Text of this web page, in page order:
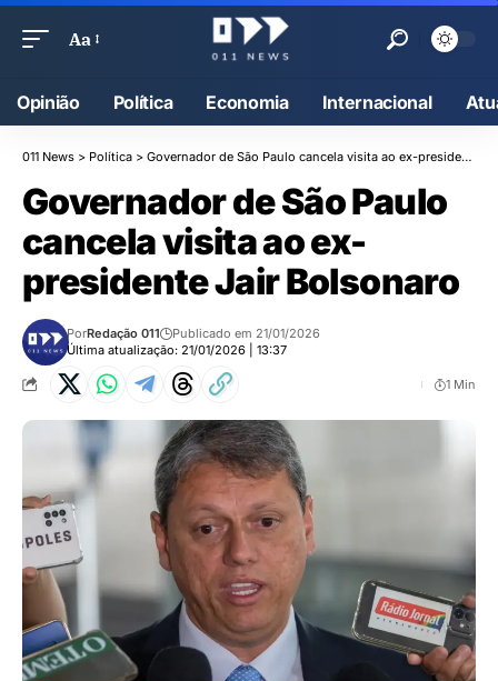
Aa
Opinião Política Economia Internacional
011 News > Política > Governador de São Paulo cancela visita ao ex-presidente Jair Bolsonaro
Governador de São Paulo
cancela visita ao ex-
presidente Jair Bolsonaro
Última atualização: 21/01/2026 | 13:37
PorRedação 011 Publicado em 21/01/2026
1 Min